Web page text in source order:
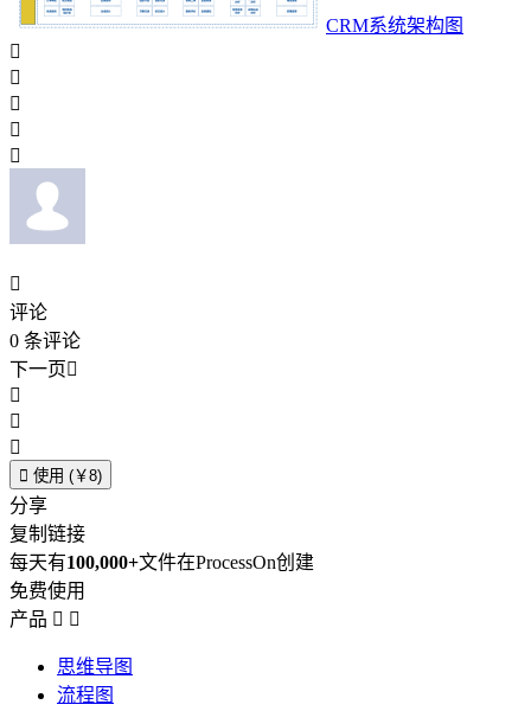
CRM系统架构图






评论
0 条评论
下一页



 使用 (￥8)
分享
复制链接
每天有100,000+文件在ProcessOn创建
免费使用
产品  
思维导图
流程图